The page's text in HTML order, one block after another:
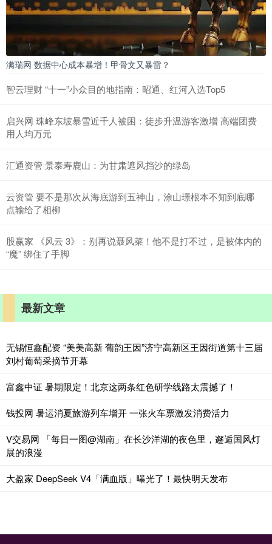
满瑞网 数据中心成本暴增！甲骨文又暴雷？
智云理财 “十一”小众目的地指南：昭通、红河入选Top5
启兴网 珠峰东坡暴雪近千人被困：徒步升温游客激增 高端团费
用人均万元
汇通资管 景泰寿鹿山：为甘肃遮风挡沙的绿岛
云资管 要不是那次从海底游到五神山，涂山璟根本不知到底哪
点输给了相柳
股赢家 《风云 3》：别再说聂风菜！他不是打不过，是被体内的
“魔” 绑住了手脚
最新文章
无锡恒鑫配资 “美美高新 葡韵王因”济宁高新区王因街道第十三届
刘村葡萄采摘节开幕
富鑫中证 暑期限定！北京这两条红色研学线路太震撼了！
钱投网 暑运消夏旅游列车增开 一张火车票激发消费活力
V交易网 「每日一图@湖南」在长沙洋湖的夜色里，邂逅国风灯
展的浪漫
大盈家 DeepSeek V4「满血版」曝光了！最快明天发布